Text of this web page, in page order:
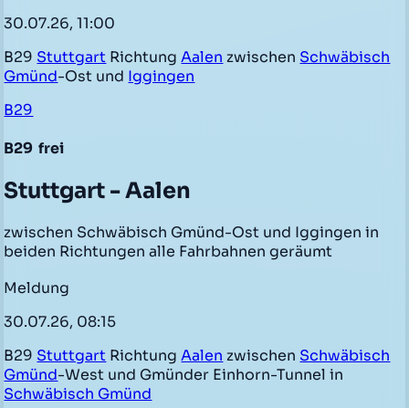
30.07.26, 11:00
B29 Stuttgart RichtungAalen zwischen Schwäbisch
Gmünd-Ost und Iggingen
B29
B29 frei
Stuttgart - Aalen
zwischen Schwäbisch Gmünd-Ost und Iggingen in
beiden Richtungen alle Fahrbahnen geräumt
Meldung
30.07.26, 08:15
B29 Stuttgart RichtungAalen zwischen Schwäbisch
Gmünd-West und Gmünder Einhorn-Tunnel in
Schwäbisch Gmünd